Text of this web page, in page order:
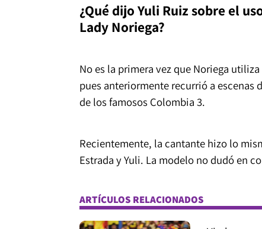
¿Qué dijo Yuli Ruiz sobre el
Lady Noriega?
No es la primera vez que Noriega
pues anteriormente recurrió a escenas
de los famosos Colombia 3.
Recientemente, la cantante hizo lo
Estrada y Yuli. La modelo no dudó en
ARTÍCULOS RELACIONADOS